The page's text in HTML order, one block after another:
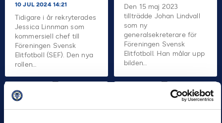
10 JUL 2024 14:21
Tidigare i år rekryterades
Jessica Linnman som
kommersiell chef till
Föreningen Svensk
Elitfotboll (SEF). Den nya
rollen…
Den 15 maj 2023
tillträdde Johan Lindvall
som ny
generalsekreterare för
Föreningen Svensk
Elitfotboll. Han målar upp
bilden…
HÅLLBARHET
NYHETER
PARTNER
NYHETER
PRESS